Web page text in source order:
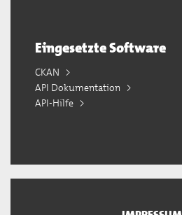
Eingesetzte Software
CKAN
API Dokumentation
API-Hilfe